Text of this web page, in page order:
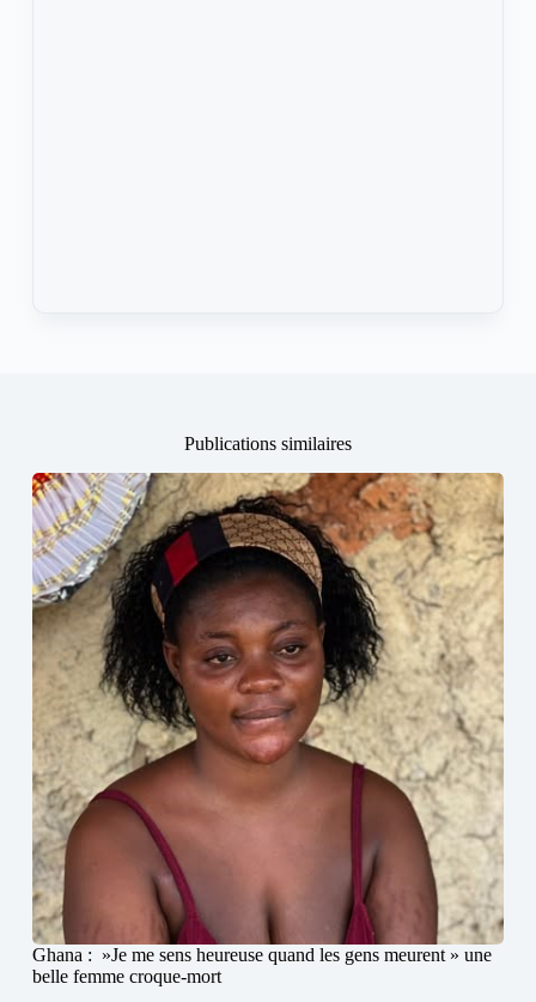
Publications similaires
Ghana : »Je me sens heureuse quand les gens meurent » une
belle femme croque-mort